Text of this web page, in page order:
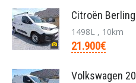
1498L , 10km
21.900€
Volkswagen